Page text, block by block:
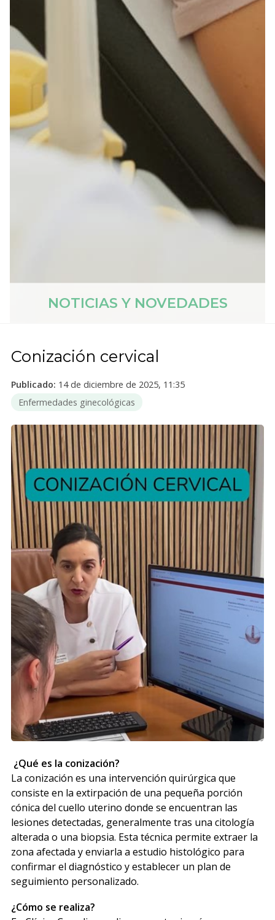
NOTICIAS Y NOVEDADES
Conización cervical
Publicado: 14 de diciembre de 2025, 11:35
Enfermedades ginecológicas
¿Qué es la conización?
La conización es una intervención quirúrgica que
consiste en la extirpación de una pequeña porción
cónica del cuello uterino donde se encuentran las
lesiones detectadas, generalmente tras una citología
alterada o una biopsia. Esta técnica permite extraer la
zona afectada y enviarla a estudio histológico para
confirmar el diagnóstico y establecer un plan de
seguimiento personalizado.
¿Cómo se realiza?